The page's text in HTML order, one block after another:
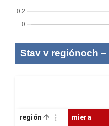
Stav v regiónoch –
región
miera